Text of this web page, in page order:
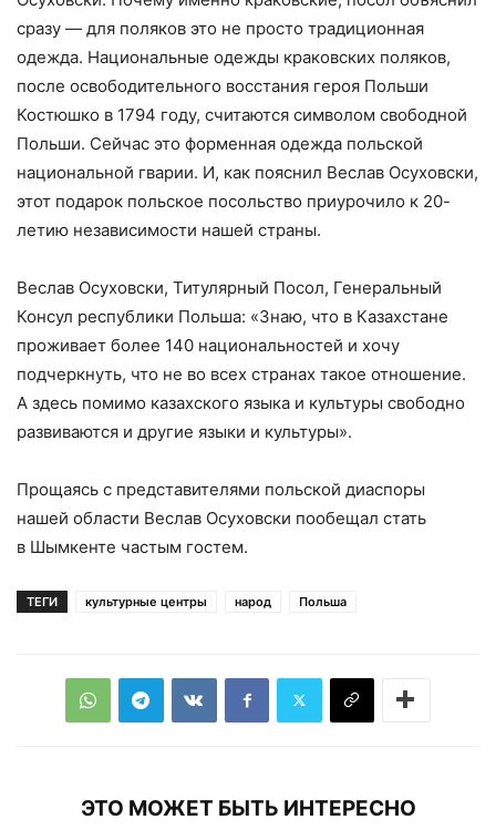
сразу — для поляков это не просто традиционная
одежда. Национальные одежды краковских поляков,
после освободительного восстания героя Польши
Костюшко в 1794 году, считаются символом свободной
Польши. Сейчас это форменная одежда польской
национальной гварии. И, как пояснил Веслав Осуховски,
этот подарок польское посольство приурочило к 20-
летию независимости нашей страны.
Веслав Осуховски, Титулярный Посол, Генеральный
Консул республики Польша: «Знаю, что в Казахстане
проживает более 140 национальностей и хочу
подчеркнуть, что не во всех странах такое отношение.
А здесь помимо казахского языка и культуры свободно
развиваются и другие языки и культуры».
Прощаясь с представителями польской диаспоры
нашей области Веслав Осуховски пообещал стать
в Шымкенте частым гостем.
ТЕГИ культурные центры народ Польша
ЭТО МОЖЕТ БЫТЬ ИНТЕРЕСНО